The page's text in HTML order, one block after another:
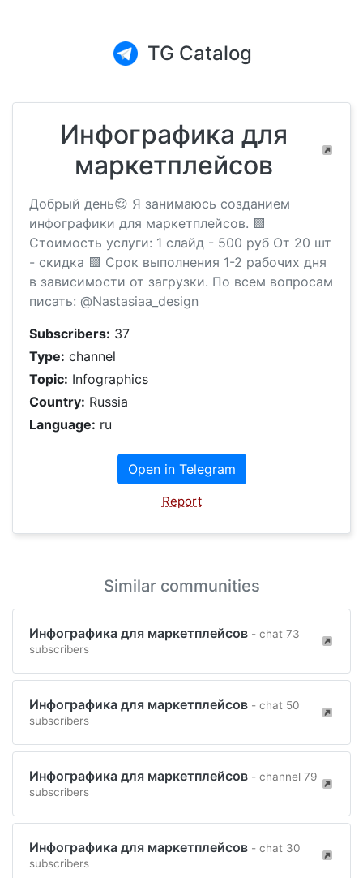
TG Catalog
Инфографика для
маркетплейсов
Добрый день😌 Я занимаюсь созданием
инфографики для маркетплейсов. 🟪
Стоимость услуги: 1 слайд - 500 руб От 20 шт
- скидка 🟪 Срок выполнения 1-2 рабочих дня
в зависимости от загрузки. По всем вопросам
писать: @Nastasiaa_design
Subscribers: 37
Type: channel
Topic: Infographics
Country: Russia
Language: ru
Open in Telegram
Report
Similar communities
Инфографика для маркетплейсов - chat 73
subscribers
Инфографика для маркетплейсов - chat 50
subscribers
Инфографика для маркетплейсов - channel 79
subscribers
Инфографика для маркетплейсов - chat 30
subscribers